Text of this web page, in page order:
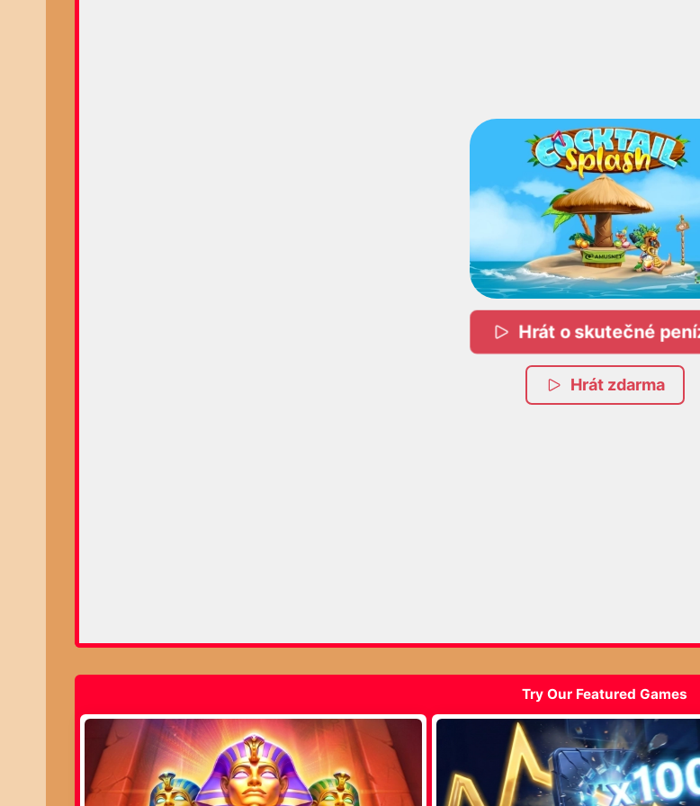
Hrát o skutečné
Hrát zdarma
Try Our Featured Games